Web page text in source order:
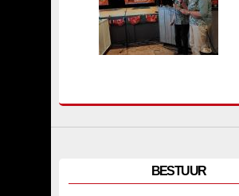
BESTUUR